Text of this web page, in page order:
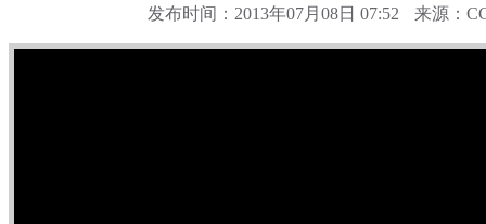
发布时间：2013年07月08日 07:52 来源：